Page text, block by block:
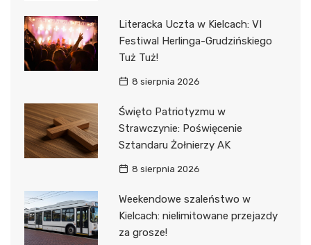
Literacka Uczta w Kielcach: VI
Festiwal Herlinga-Grudzińskiego
Tuż Tuż!
8 sierpnia 2026
Święto Patriotyzmu w
Strawczynie: Poświęcenie
Sztandaru Żołnierzy AK
8 sierpnia 2026
Weekendowe szaleństwo w
Kielcach: nielimitowane przejazdy
za grosze!